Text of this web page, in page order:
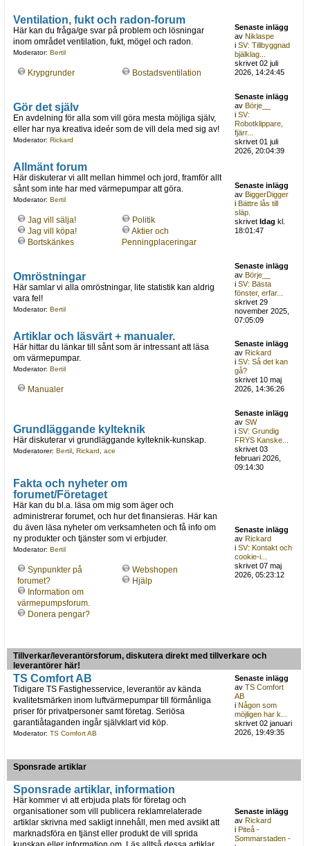
Ventilation, fukt och radon-forum
Här kan du fråga/ge svar på problem och lösningar
inom området ventilation, fukt, mögel och radon.
Moderator: Bertil
Krypgrunder Bostadsventilation
Senaste inlägg
avNiklaspe
iSV: Tillbyggnad
bjälklag...
skrivet 02 juli
2026, 14:24:45
Gör det själv
En avdelning för alla som vill göra mesta möjliga själv,
eller har nya kreativa ideér som de vill dela med sig av!
Moderator: Rickard
Senaste inlägg
avBörje__
iSV:
Robotklippare,
fjärr...
skrivet 01 juli
2026, 20:04:39
Allmänt forum
Här diskuterar vi allt mellan himmel och jord, framför allt
sånt som inte har med värmepumpar att göra.
Moderator: Bertil
Jag vill sälja!
Jag vill köpa!
Bortskänkes
Politik
Aktier och
Penningplaceringar
Senaste inlägg
avBiggerDigger
iBättre lås till
släp.
skrivetIdag kl.
18:01:47
Omröstningar
Här samlar vi alla omröstningar, lite statistik kan aldrig
vara fel!
Moderator: Bertil
Senaste inlägg
avBörje__
iSV: Bästa
fönster, erfar...
skrivet 29
november 2025,
07:05:09
Artiklar och läsvärt + manualer.
Här hittar du länkar till sånt som är intressant att läsa
om värmepumpar.
Moderator: Bertil
Manualer
Senaste inlägg
avRickard
iSV: Så det kan
gå?
skrivet 10 maj
2026, 14:36:26
Grundläggande kylteknik
Här diskuterar vi grundläggande kylteknik-kunskap.
Moderatorer: Bertil, Rickard ace
Senaste inlägg
avSW
iSV: Grundig
FRYS Kanske...
skrivet 03
februari 2026,
09:14:30
Fakta och nyheter om
forumet/Företaget
Här kan du bl.a. läsa om mig som äger och
administrerar forumet, och hur det finansieras. Här kan
du även läsa nyheter om verksamheten och få info om
ny produkter och tjänster som vi erbjuder.
Moderator: Bertil
Synpunkter på
forumet?
Information om
värmepumpsforum.
Donera pengar?
Webshopen
Hjälp
Senaste inlägg
avRickard
iSV: Kontakt och
cookie-i...
skrivet 07 maj
2026, 05:23:12
Tillverkar/leverantörsforum, diskutera direkt med tillverkare och
leverantörer här!
TS Comfort AB
Tidigare TS Fastighesservice, leverantör av kända
kvalitetsmärken inom luftvärmepumpar till förmånliga
priser för privatpersoner samt företag. Seriösa
garantiåtaganden ingår självklart vid köp.
Moderator: TS Comfort AB
Senaste inlägg
avTS Comfort
AB
iNågon som
möjligen har k...
skrivet 02 januari
2026, 19:49:35
Sponsrade artiklar
Sponsrade artiklar, information
Här kommer vi att erbjuda plats för företag och
organisationer som vill publicera reklamrelaterade
artiklar skrivna med sakligt innehåll, men med avsikt att
marknadsföra en tjänst eller produkt de vill sprida
Senaste inlägg
avRickard
iPiteå -
Sommarstaden -